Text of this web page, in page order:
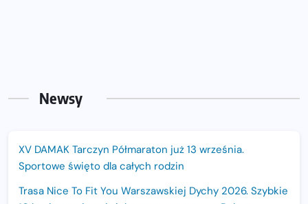
Newsy
XV DAMAK Tarczyn Półmaraton już 13 września.
Sportowe święto dla całych rodzin
Trasa Nice To Fit You Warszawskiej Dychy 2026. Szybkie